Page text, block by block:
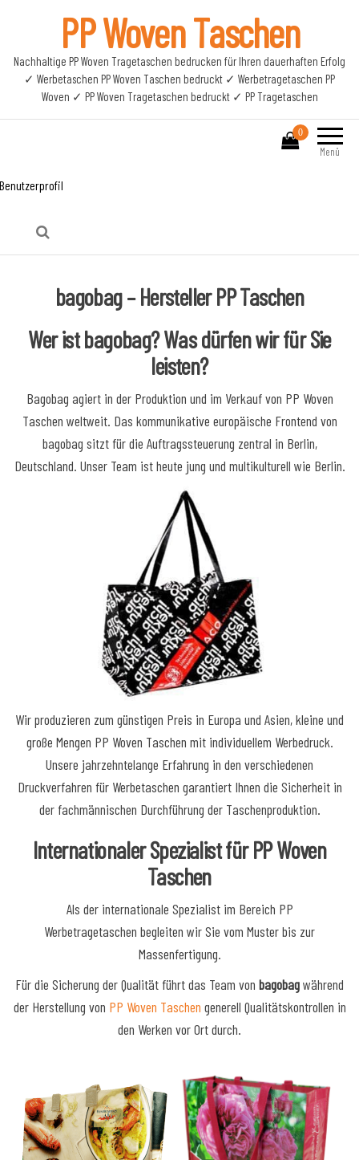
PP Woven Taschen
Nachhaltige PP Woven Tragetaschen bedrucken für Ihren dauerhaften Erfolg
✓ Werbetaschen PP Woven Taschen bedruckt ✓ Werbetragetaschen PP
Woven ✓ PP Woven Tragetaschen bedruckt ✓ PP Tragetaschen
Menü
0
bagobag – Hersteller PP Taschen
Wer ist bagobag? Was dürfen wir für Sie
leisten?
Bagobag agiert in der Produktion und im Verkauf von PP Woven
Taschen weltweit. Das kommunikative europäische Frontend von
bagobag sitzt für die Auftragssteuerung zentral in Berlin,
Deutschland. Unser Team ist heute jung und multikulturell wie Berlin.
Wir produzieren zum günstigen Preis in Europa und Asien, kleine und
große Mengen PP Woven Taschen mit individuellem Werbedruck.
Unsere jahrzehntelange Erfahrung in den verschiedenen
Druckverfahren für Werbetaschen garantiert Ihnen die Sicherheit in
der fachmännischen Durchführung der Taschenproduktion.
Internationaler Spezialist für PP Woven
Taschen
Als der internationale Spezialist im Bereich PP
Werbetragetaschen begleiten wir Sie vom Muster bis zur
Massenfertigung.
Für die Sicherung der Qualität führt das Team von bagobagwährend
der Herstellung von PP Woven Taschen generell Qualitätskontrollen in
den Werken vor Ort durch.